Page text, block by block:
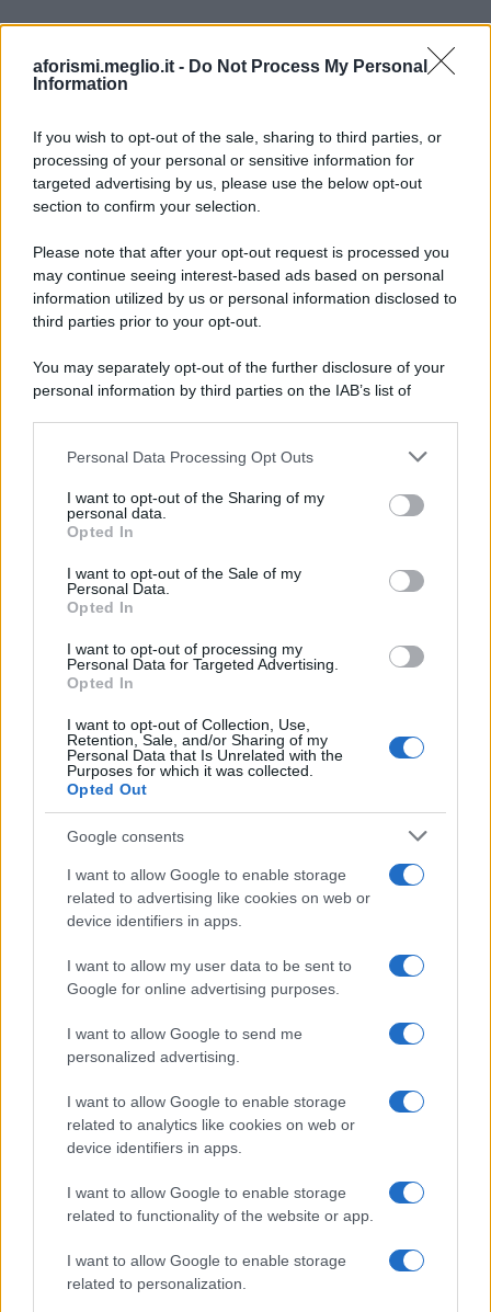
aforismi.meglio.it - Do Not Process My Personal
Information
If you wish to opt-out of the sale, sharing to third parties, or
processing of your personal or sensitive information for
targeted advertising by us, please use the below opt-out
section to confirm your selection.
Please note that after your opt-out request is processed you
may continue seeing interest-based ads based on personal
information utilized by us or personal information disclosed to
third parties prior to your opt-out.
You may separately opt-out of the further disclosure of your
personal information by third parties on the IAB’s list of
This information may also be disclosed by us to third parties
disclose it to other third parties.
Please note that this website/app uses one or more Google
services and may gather and store information including but
not limited to your visit or usage behaviour. You may click to
grant or deny consent to Google and its third-party tags to
consent section.
Personal Data Processing Opt Outs
I want to opt-out of the Sharing of my
personal data.
Opted In
I want to opt-out of the Sale of my
Personal Data.
Opted In
I want to opt-out of processing my
Personal Data for Targeted Advertising.
Opted In
I want to opt-out of Collection, Use,
Retention, Sale, and/or Sharing of my
Personal Data that Is Unrelated with the
Purposes for which it was collected.
Opted Out
Google consents
I want to allow Google to enable storage
related to advertising like cookies on web or
device identifiers in apps.
I want to allow my user data to be sent to
Google for online advertising purposes.
I want to allow Google to send me
personalized advertising.
I want to allow Google to enable storage
related to analytics like cookies on web or
device identifiers in apps.
I want to allow Google to enable storage
related to functionality of the website or app.
I want to allow Google to enable storage
related to personalization.
Ricevi LE FRASI PIÙ BELLE via e-mail
E-mail
FRASI
Frasi celebri
Frasi da condividere
Poesie
FILM
Frasi dei film
Frasi film più lette
Incipit dei film
Film più cercati
Frasi sul cinema
SERVIZI
Mappa del sito
Cookie Policy
Frasi suddivise per tema
Indice degli autori